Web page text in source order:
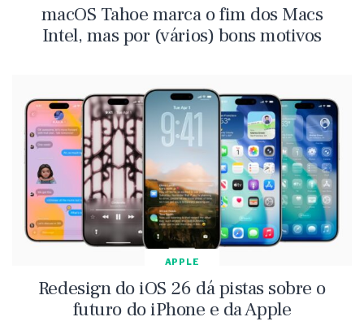
macOS Tahoe marca o fim dos Macs
Intel, mas por (vários) bons motivos
APPLE
Redesign do iOS 26 dá pistas sobre o
futuro do iPhone e da Apple